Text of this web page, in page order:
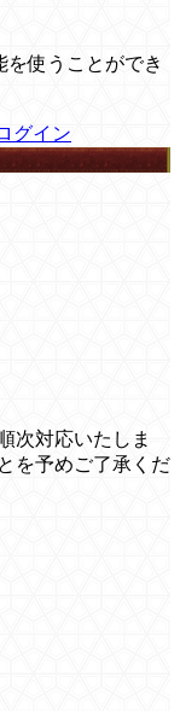
使うことができ
グイン
次対応いたしま
を予めご了承くだ